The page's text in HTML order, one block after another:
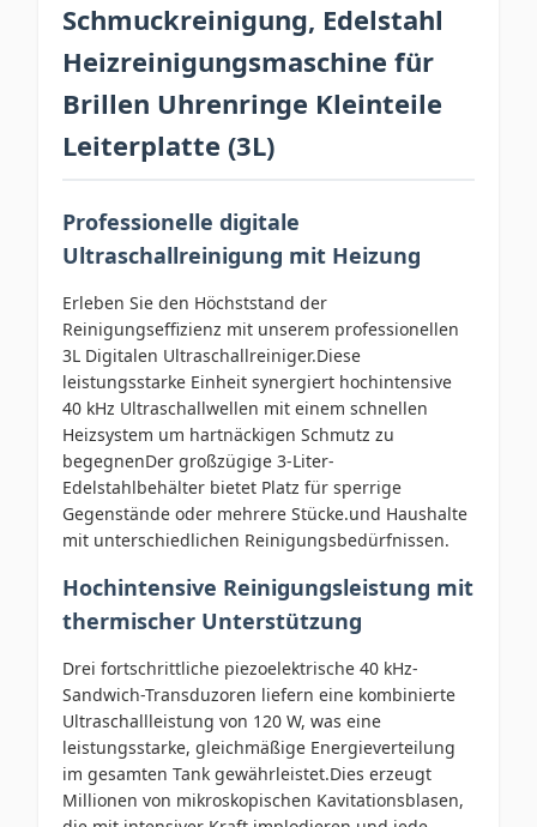
Schmuckreinigung, Edelstahl
Heizreinigungsmaschine für
Brillen Uhrenringe Kleinteile
Leiterplatte (3L)
Professionelle digitale
Ultraschallreinigung mit Heizung
Erleben Sie den Höchststand der
Reinigungseffizienz mit unserem professionellen
3L Digitalen Ultraschallreiniger.Diese
leistungsstarke Einheit synergiert hochintensive
40 kHz Ultraschallwellen mit einem schnellen
Heizsystem um hartnäckigen Schmutz zu
begegnenDer großzügige 3-Liter-
Edelstahlbehälter bietet Platz für sperrige
Gegenstände oder mehrere Stücke.und Haushalte
mit unterschiedlichen Reinigungsbedürfnissen.
Hochintensive Reinigungsleistung mit
thermischer Unterstützung
Drei fortschrittliche piezoelektrische 40 kHz-
Sandwich-Transduzoren liefern eine kombinierte
Ultraschallleistung von 120 W, was eine
leistungsstarke, gleichmäßige Energieverteilung
im gesamten Tank gewährleistet.Dies erzeugt
Millionen von mikroskopischen Kavitationsblasen,